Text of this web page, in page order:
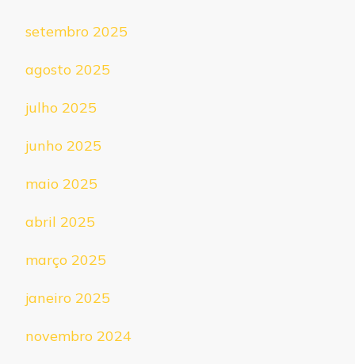
setembro 2025
agosto 2025
julho 2025
junho 2025
maio 2025
abril 2025
março 2025
janeiro 2025
novembro 2024